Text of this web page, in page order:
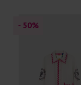
- 50%